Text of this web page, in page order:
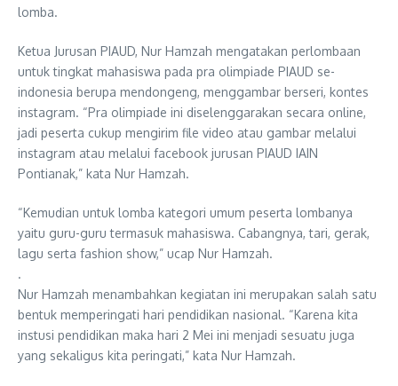
lomba.
Ketua Jurusan PIAUD, Nur Hamzah mengatakan perlombaan
untuk tingkat mahasiswa pada pra olimpiade PIAUD se-
indonesia berupa mendongeng, menggambar berseri, kontes
instagram. “Pra olimpiade ini diselenggarakan secara online,
jadi peserta cukup mengirim file video atau gambar melalui
instagram atau melalui facebook jurusan PIAUD IAIN
Pontianak,” kata Nur Hamzah.
“Kemudian untuk lomba kategori umum peserta lombanya
yaitu guru-guru termasuk mahasiswa. Cabangnya, tari, gerak,
lagu serta fashion show,” ucap Nur Hamzah.
.
Nur Hamzah menambahkan kegiatan ini merupakan salah satu
bentuk memperingati hari pendidikan nasional. “Karena kita
instusi pendidikan maka hari 2 Mei ini menjadi sesuatu juga
yang sekaligus kita peringati,” kata Nur Hamzah.